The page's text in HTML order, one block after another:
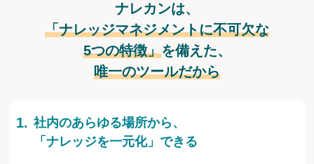
ナレカンは、
「ナレッジマネジメントに不可欠な
5つの特徴」を備えた、
唯一のツールだから
社内のあらゆる場所から、
「ナレッジを一元化」できる